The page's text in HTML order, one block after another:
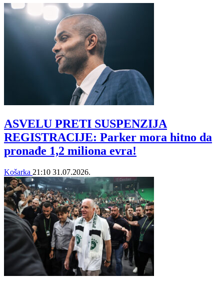
ASVELU PRETI SUSPENZIJA
REGISTRACIJE: Parker mora hitno da
pronađe 1,2 miliona evra!
Košarka 21:10 31.07.2026.